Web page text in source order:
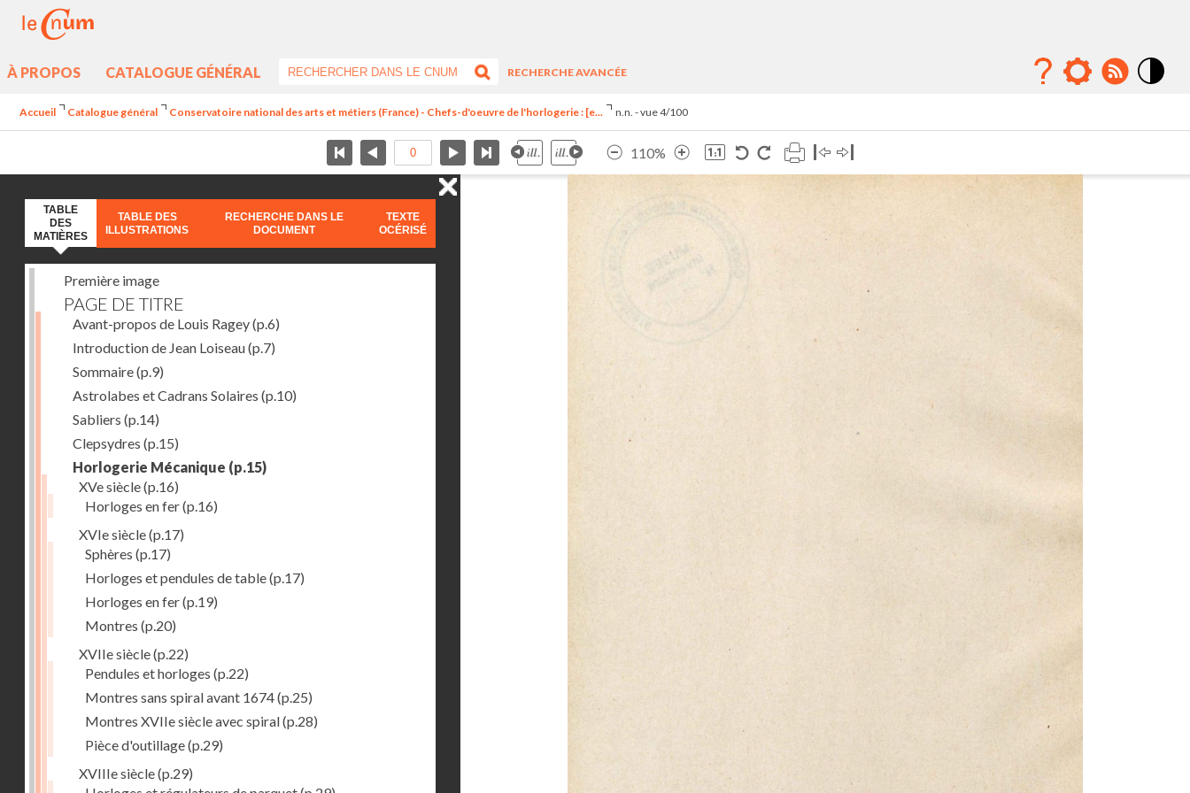
À PROPOS CATALOGUE GÉNÉRAL
RECHERCHE AVANCÉE
Accueil Catalogue général Conservatoire national des arts et métiers (France) - Chefs-d'oeuvre de l'horlogerie : [e... n.n. - vue 4/100
110%
TABLE
DES
MATIÈRES
TABLE DES
ILLUSTRATIONS
RECHERCHE DANS LE
DOCUMENT
TEXTE
OCÉRISÉ
Première image
PAGE DE TITRE
Avant-propos de Louis Ragey(p.6)
Introduction de Jean Loiseau(p.7)
Sommaire(p.9)
Astrolabes et Cadrans Solaires (p.10)
Sabliers (p.14)
Clepsydres (p.15)
Horlogerie Mécanique (p.15)
XVe siècle(p.16)
Horloges en fer(p.16)
XVIe siècle(p.17)
Sphères (p.17)
Horloges et pendules de table(p.17)
Horloges en fer(p.19)
Montres (p.20)
XVIIe siècle(p.22)
Pendules et horloges (p.22)
Montres sans spiral avant 1674(p.25)
Montres XVIIe siècle avec spiral(p.28)
Pièce d'outillage(p.29)
XVIIIe siècle(p.29)